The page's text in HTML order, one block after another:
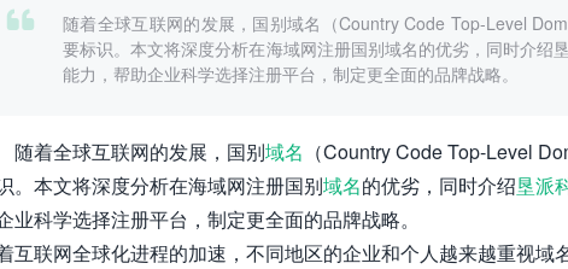

随着全球互联网的发展，国别域名（Country Code Top-Level
要标识。本文将深度分析在海域网注册国别域名的优劣，同时介绍
能力，帮助企业科学选择注册平台，制定更全面的品牌战略。
随着全球互联网的发展，国别域名 （Country Code Top-Level
。本文将深度分析在海域网注册国别域名的优劣，同时介绍垦派
业科学选择注册平台，制定更全面的品牌战略。
互联网全球化进程的加速，不同地区的企业和个人越来越重视